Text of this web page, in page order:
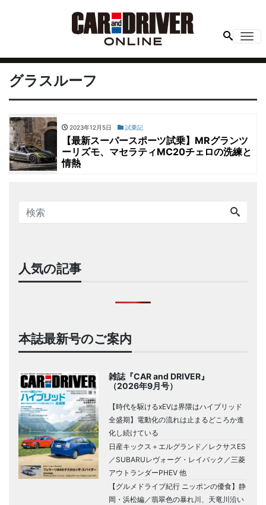
グラスルーフ
2023年12月5日 試乗記
【最新スーパースポーツ試乗】MRグランツ
ーリズモ、マセラティMC20チェロの洗練と
情熱
人気の記事
本誌最新号のご案内
雑誌『CAR and DRIVER』
（2026年9月号）
【時代を駆けるxEVは界隈はハイブリッド
全盛期】電動化の流れは止まるどころか進
化し続けている
日産キックス＋エルグランド／レクサスES
／SUBARUレヴォーグ・レイバック／三菱
アウトランダーPHEV 他
【グルメドライブ紀行 ニッポンの優食】静
岡・浜松編／翡翠色の暴れ川、天竜川沿い